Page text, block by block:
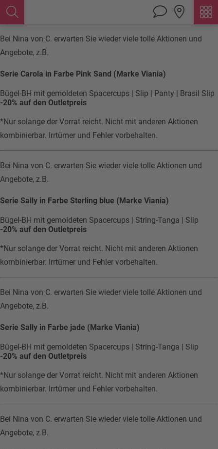
Bei Nina von C. erwarten Sie wieder viele tolle Aktionen und
Angebote, z.B.
Serie Carola in Farbe Pink Sand (Marke Viania)
Bügel-BH mit gemoldeten Spacercups | Slip | Panty | Brasil Slip
-20% auf den Outletpreis
*Nur solange der Vorrat reicht. Nicht mit anderen Aktionen
kombinierbar. Irrtümer und Fehler vorbehalten.
Bei Nina von C. erwarten Sie wieder viele tolle Aktionen und
Angebote, z.B.
Serie Sally in Farbe Sterling blue (Marke Viania)
Bügel-BH mit gemoldeten Spacercups | String-Tanga | Slip
-20% auf den Outletpreis
*Nur solange der Vorrat reicht. Nicht mit anderen Aktionen
kombinierbar. Irrtümer und Fehler vorbehalten.
Bei Nina von C. erwarten Sie wieder viele tolle Aktionen und
Angebote, z.B.
Serie Sally in Farbe jade (Marke Viania)
Bügel-BH mit gemoldeten Spacercups | String-Tanga | Slip
-20% auf den Outletpreis
*Nur solange der Vorrat reicht. Nicht mit anderen Aktionen
kombinierbar. Irrtümer und Fehler vorbehalten.
Bei Nina von C. erwarten Sie wieder viele tolle Aktionen und
Angebote, z.B.